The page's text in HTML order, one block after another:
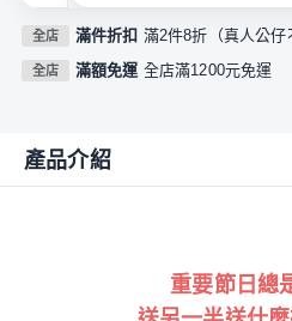
全店 滿件折扣 滿2件8折（真人公仔
全店 滿額免運 全店滿1200元免運
產品介紹
重要節日總